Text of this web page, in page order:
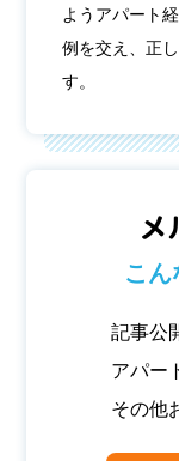
ようアパート
例を交え、正
す。
メ
こん
記事公
アパー
その他